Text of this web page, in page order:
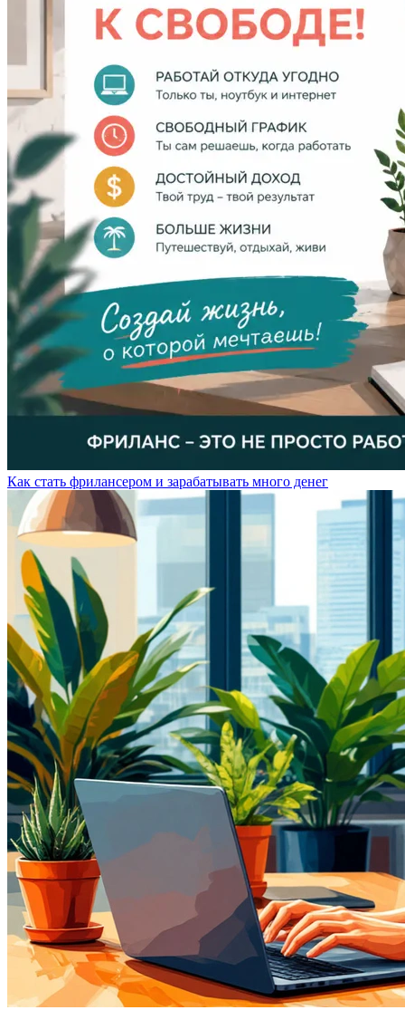
Как стать фрилансером и зарабатывать много денег